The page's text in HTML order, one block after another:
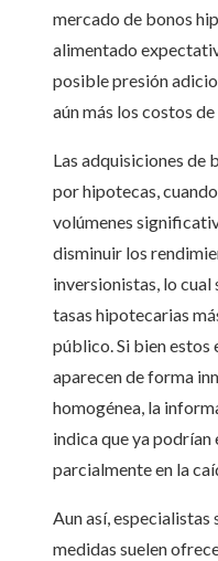
mercado de bonos
alimentado
posible presión
aún más los costos
Las adquisiciones de
por hipotecas,
volúmenes
disminuir los
inversionistas, lo cual
tasas hipotecarias
público. Si bien estos
aparecen de forma
homogénea, la
indica que ya
parcialmente en la
Aun así, especialistas
medidas suelen